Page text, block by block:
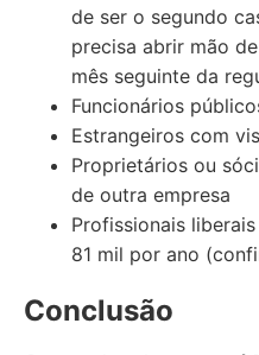
de ser o segundo
precisa abrir mão
mês seguinte da
Funcionários
Estrangeiros com
Proprietários ou
de outra empresa
Profissionais
81 mil por ano
Conclusão